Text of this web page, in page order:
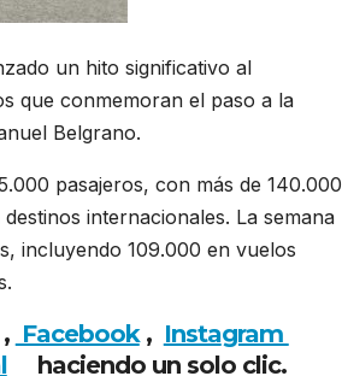
un hito significativo al
que conmemoran el paso a la
Belgrano.
pasajeros, con más de 140.000
internacionales. La semana
incluyendo 109.000 en vuelos
Facebook, Instagram
haciendo un solo clic.